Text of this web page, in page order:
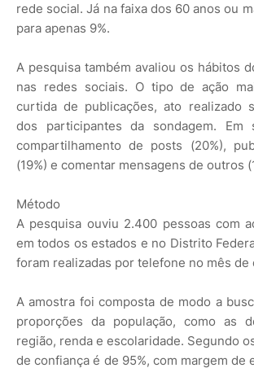
rede social. Já na faixa dos 60 anos ou
para apenas 9%.
A pesquisa também avaliou os hábitos
nas redes sociais. O tipo de ação
curtida de publicações, ato realizado
dos participantes da sondagem. Em
compartilhamento de posts (20%),
(19%) e comentar mensagens de outros
Método
A pesquisa ouviu 2.400 pessoas com
em todos os estados e no Distrito
foram realizadas por telefone no mês de
A amostra foi composta de modo a
proporções da população, como as
região, renda e escolaridade. Segundo
de confiança é de 95%, com margem de